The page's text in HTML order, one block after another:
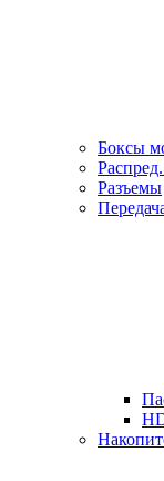
Боксы
Разъемы